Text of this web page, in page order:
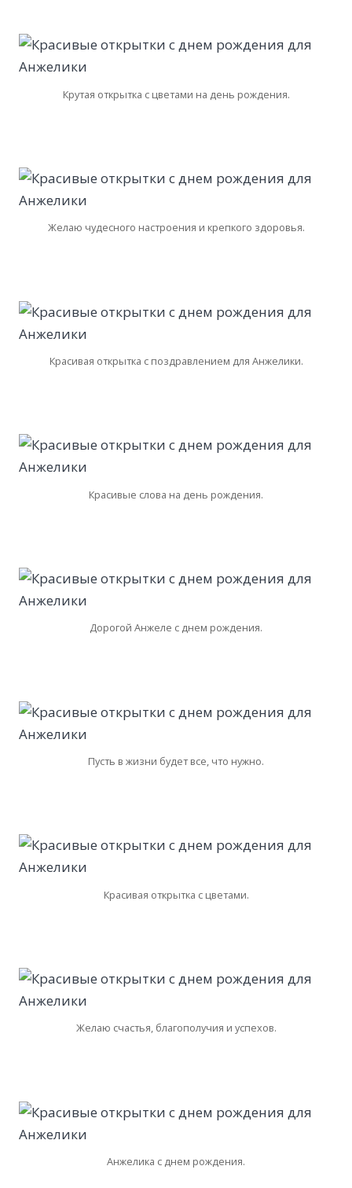
Крутая открытка с цветами на день рождения.
Желаю чудесного настроения и крепкого здоровья.
Красивая открытка с поздравлением для Анжелики.
Красивые слова на день рождения.
Дорогой Анжеле с днем рождения.
Пусть в жизни будет все, что нужно.
Красивая открытка с цветами.
Желаю счастья, благополучия и успехов.
Анжелика с днем рождения.